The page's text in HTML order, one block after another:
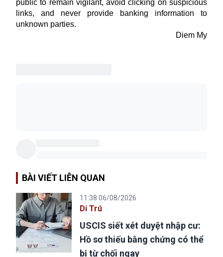
public to remain vigilant, avoid clicking on suspicious
links, and never provide banking information to
unknown parties.
Diem My
BÀI VIẾT LIÊN QUAN
11:38 06/08/2026
Di Trú
USCIS siết xét duyệt nhập cư:
Hồ sơ thiếu bằng chứng có thể
bị từ chối ngay